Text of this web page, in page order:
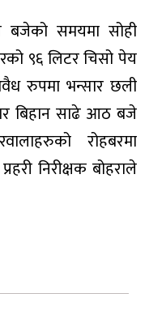
बजेको समयमा सोही
९६ लिटर चिसो पेय
रुपमा भन्सार छली
बिहान साढे आठ बजे
रोहबरमा
निरीक्षक बोहराले